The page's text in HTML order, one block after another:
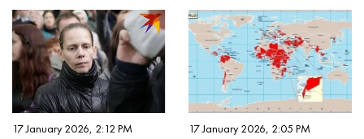
17 January 2026, 2:12 PM 17 January 2026, 2:05 PM